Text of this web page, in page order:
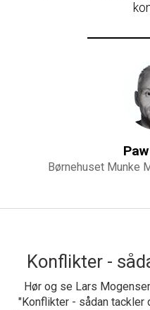
Børnehuset Munke
Konflikter -
Hør og se Lars
"Konflikter - sådan tackler